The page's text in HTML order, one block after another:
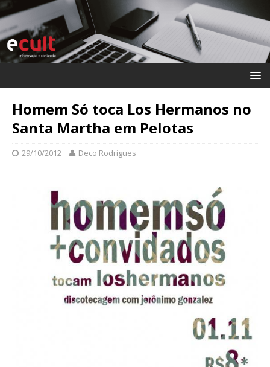
Homem Só toca Los Hermanos no
Santa Martha em Pelotas
29/10/2012 Deco Rodrigues